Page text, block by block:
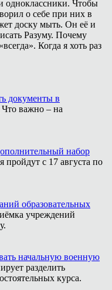
одноклассники. Чтобы
о себе при них в
доску мыть. Он её и
Разуму. Почему
Когда я хоть раз
документы в
Что важно – на
набор
с 17 августа по
образовательных
учреждений
начальную военную
разделить
курса.